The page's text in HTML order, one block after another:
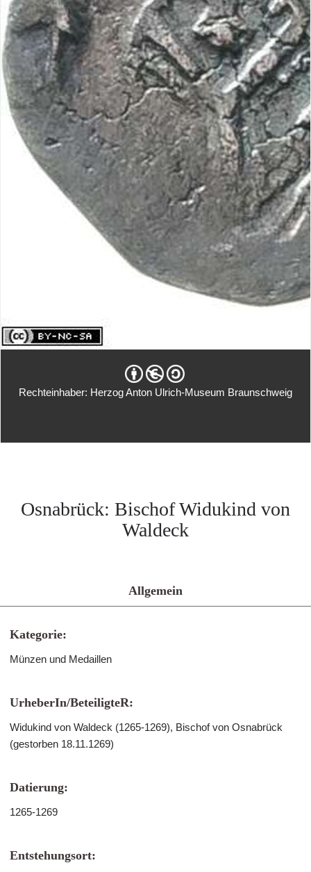
Rechteinhaber: Herzog Anton Ulrich-Museum Braunschweig
Osnabrück: Bischof Widukind von
Waldeck
Allgemein
Kategorie:
Münzen und Medaillen
UrheberIn/BeteiligteR:
Widukind von Waldeck (1265-1269), Bischof von Osnabrück
(gestorben 18.11.1269)
Datierung:
1265-1269
Entstehungsort: